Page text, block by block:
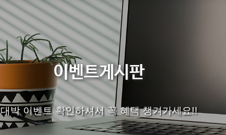
이벤트게시판
대박 이벤트 확인하셔서 꼭 혜택 챙겨가세요!!